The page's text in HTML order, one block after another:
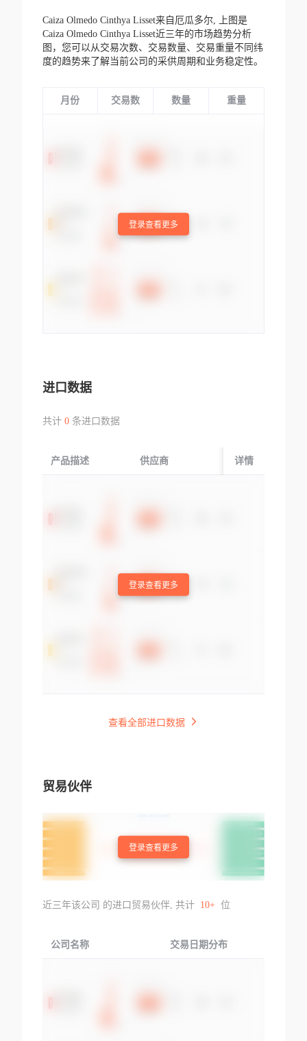
Caiza Olmedo Cinthya Lisset来自厄瓜多尔,
上图是
Caiza Olmedo Cinthya Lisset近三年的市场趋势分析
图，您可以从交易次数、交易数量、交易重量不同纬
度的趋势来了解当前公司的采供周期和业务稳定性。
月份 交易数 数量 重量
登录查看更多
进口数据
共计 0条进口数据
产品描述 供应商 起运国/地区
详情
登录查看更多
查看全部进口数据
贸易伙伴
登录查看更多
近三年该公司 的进口贸易伙伴, 共计 10+ 位
公司名称 交易日期分布